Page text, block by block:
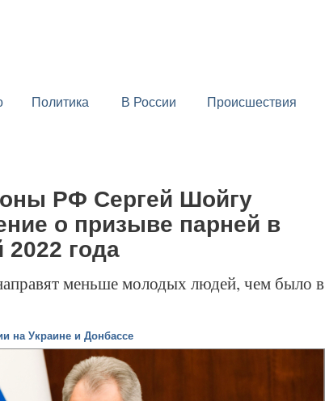
Политика В России Происшествия
РФ Сергей Шойгу
о призыве парней в
года
меньше молодых людей, чем было в
на Украине и Донбассе